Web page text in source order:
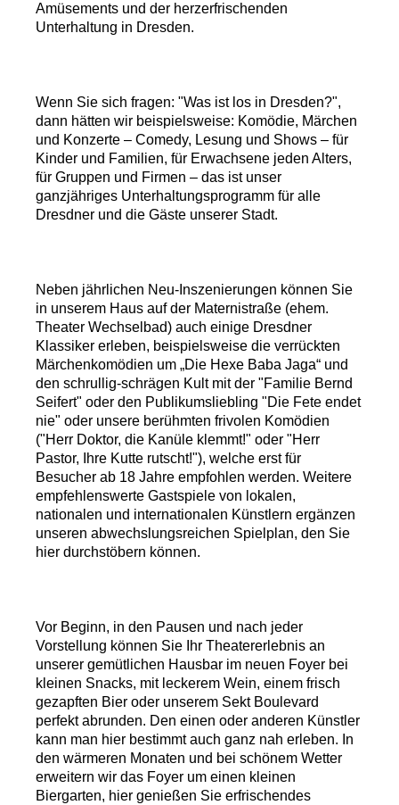
Amüsements und der herzerfrischenden
Unterhaltung in Dresden.
Wenn Sie sich fragen: "Was ist los in Dresden?",
dann hätten wir beispielsweise: Komödie, Märchen
und Konzerte – Comedy, Lesung und Shows – für
Kinder und Familien, für Erwachsene jeden Alters,
für Gruppen und Firmen – das ist unser
ganzjähriges Unterhaltungsprogramm für alle
Dresdner und die Gäste unserer Stadt.
Neben jährlichen Neu-Inszenierungen können Sie
in unserem Haus auf der Maternistraße (ehem.
Theater Wechselbad) auch einige Dresdner
Klassiker erleben, beispielsweise die verrückten
Märchenkomödien um „Die Hexe Baba Jaga“ und
den schrullig-schrägen Kult mit der "Familie Bernd
Seifert" oder den Publikumsliebling "Die Fete endet
nie" oder unsere berühmten frivolen Komödien
("Herr Doktor, die Kanüle klemmt!" oder "Herr
Pastor, Ihre Kutte rutscht!"), welche erst für
Besucher ab 18 Jahre empfohlen werden. Weitere
empfehlenswerte Gastspiele von lokalen,
nationalen und internationalen Künstlern ergänzen
unseren abwechslungsreichen Spielplan, den Sie
hier durchstöbern können.
Vor Beginn, in den Pausen und nach jeder
Vorstellung können Sie Ihr Theatererlebnis an
unserer gemütlichen Hausbar im neuen Foyer bei
kleinen Snacks, mit leckerem Wein, einem frisch
gezapften Bier oder unserem Sekt Boulevard
perfekt abrunden. Den einen oder anderen Künstler
kann man hier bestimmt auch ganz nah erleben. In
den wärmeren Monaten und bei schönem Wetter
erweitern wir das Foyer um einen kleinen
Biergarten, hier genießen Sie erfrischendes